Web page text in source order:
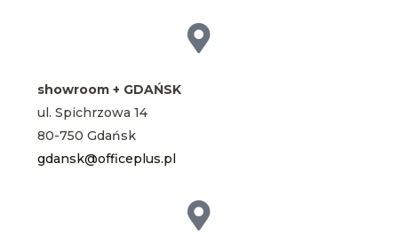
showroom + GDAŃSK
ul. Spichrzowa 14
80-750 Gdańsk
gdansk@officeplus.pl